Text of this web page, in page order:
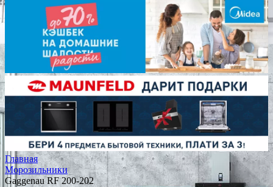
Главная
Морозильники
Gaggenau RF 200-202